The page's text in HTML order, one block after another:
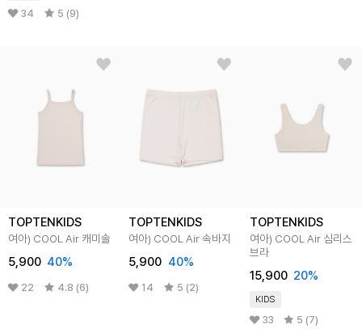
34 5 (9)
TOPTENKIDS
여아) COOL Air 캐미솔
5,900 40%
22 4.8 (6)
TOPTENKIDS
여아) COOL Air 속바지
5,900 40%
14 5 (2)
TOPTENKIDS
여아) COOL Air 심리스
브라
15,900 20%
KIDS
33 5 (7)